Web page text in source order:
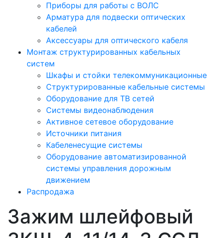
Приборы для работы с ВОЛС
Арматура для подвески оптических
кабелей
Аксессуары для оптического кабеля
Монтаж структурированных кабельных
систем
Шкафы и стойки телекоммуникационные
Структурированные кабельные системы
Оборудование для ТВ сетей
Системы видеонаблюдения
Активное сетевое оборудование
Источники питания
Кабеленесущие системы
Оборудование автоматизированной
системы управления дорожным
движением
Распродажа
Зажим шлейфовый